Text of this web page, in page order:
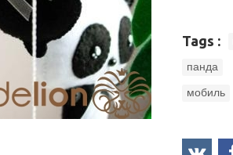
Tags :
панда
мобиль